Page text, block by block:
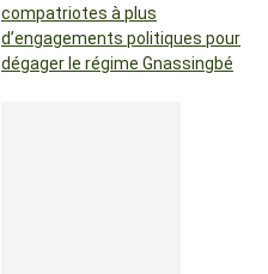
compatriotes à plus
d’engagements politiques pour
dégager le régime Gnassingbé